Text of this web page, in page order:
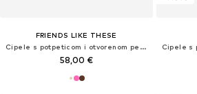
FRIENDS LIKE THESE
Cipele s potpeticom i otvorenom petom
58,00 €